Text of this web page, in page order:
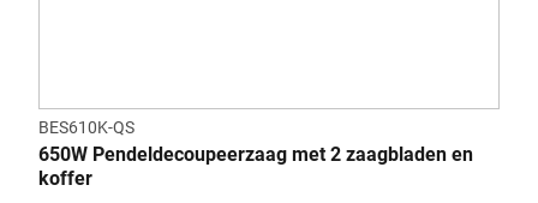
BES610K-QS
650W Pendeldecoupeerzaag met 2 zaagbladen en
koffer